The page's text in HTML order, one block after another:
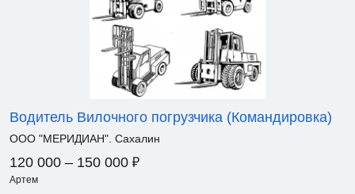
Водитель Вилочного погрузчика (Командировка)
ООО "МЕРИДИАН". Сахалин
120 000 – 150 000 ₽
Артем